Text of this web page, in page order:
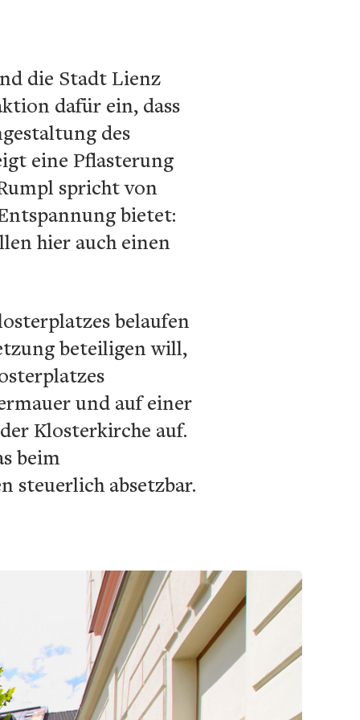
die Stadt Lienz
dafür ein, dass
des
eine Pflasterung
spricht von
bietet:
hier auch einen
belaufen
beteiligen will,
und auf einer
Klosterkirche auf.
beim
steuerlich absetzbar.